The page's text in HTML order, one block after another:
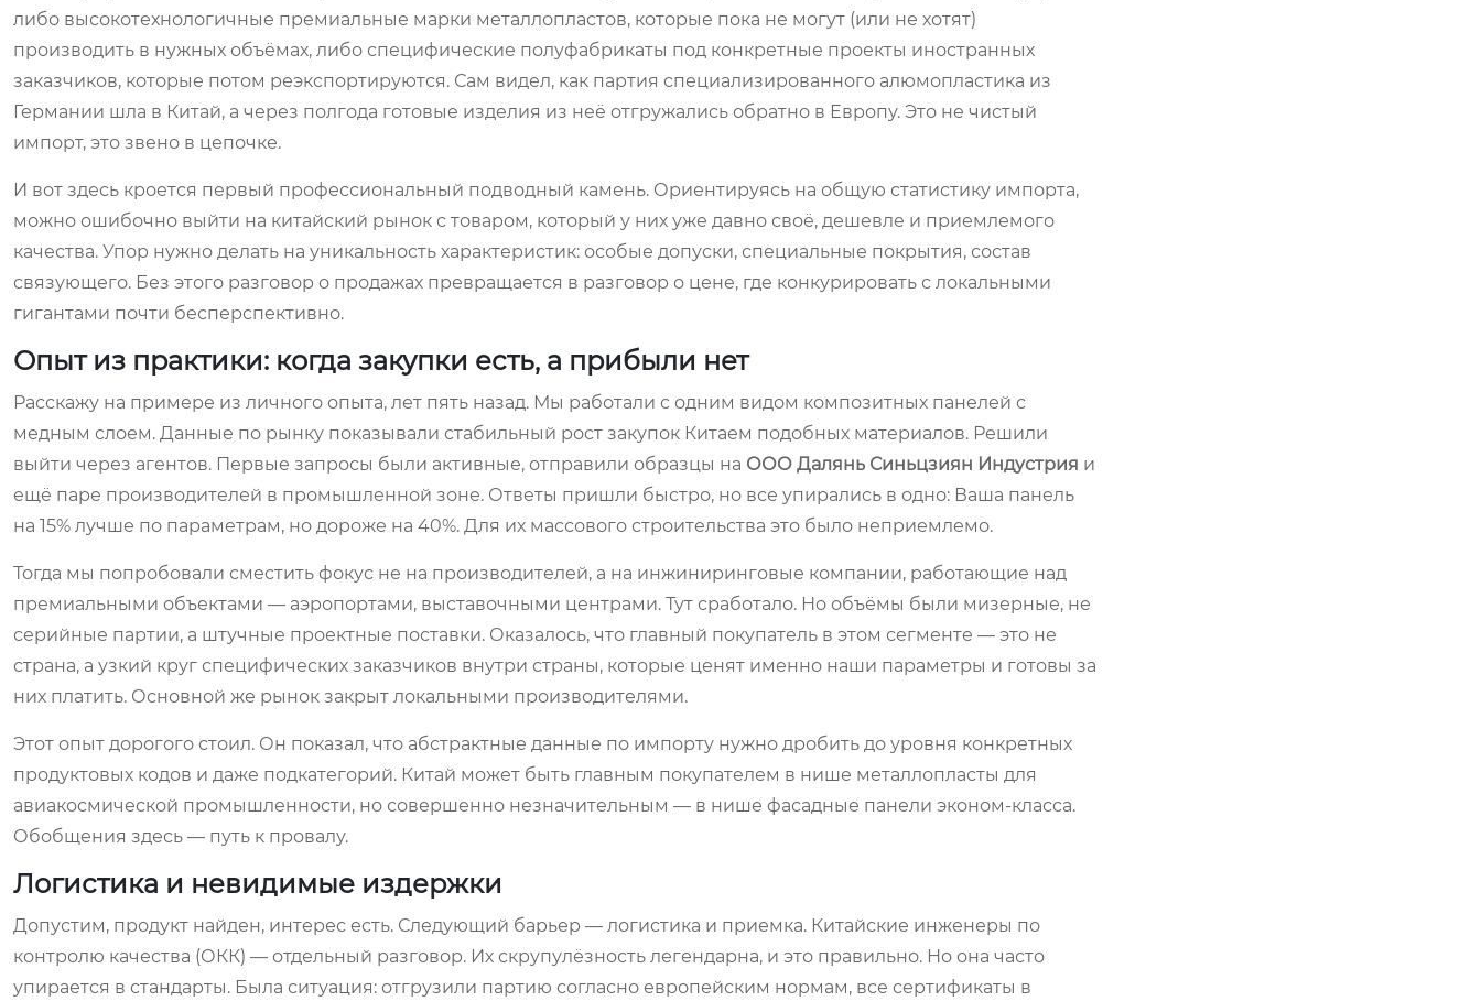
либо высокотехнологичные премиальные марки металлопластов, которые пока не могут (или не хотят)
производить в нужных объёмах, либо специфические полуфабрикаты под конкретные проекты иностранных
заказчиков, которые потом реэкспортируются. Сам видел, как партия специализированного алюмопластика из
Германии шла в Китай, а через полгода готовые изделия из неё отгружались обратно в Европу. Это не чистый
импорт, это звено в цепочке.
И вот здесь кроется первый профессиональный подводный камень. Ориентируясь на общую статистику импорта,
можно ошибочно выйти на китайский рынок с товаром, который у них уже давно своё, дешевле и приемлемого
качества. Упор нужно делать на уникальность характеристик: особые допуски, специальные покрытия, состав
связующего. Без этого разговор о продажах превращается в разговор о цене, где конкурировать с локальными
гигантами почти бесперспективно.
Опыт из практики: когда закупки есть, а прибыли нет
Расскажу на примере из личного опыта, лет пять назад. Мы работали с одним видом композитных панелей с
медным слоем. Данные по рынку показывали стабильный рост закупок Китаем подобных материалов. Решили
выйти через агентов. Первые запросы были активные, отправили образцы на ООО Далянь Синьцзиян Индустрия и
ещё паре производителей в промышленной зоне. Ответы пришли быстро, но все упирались в одно: Ваша панель
на 15% лучше по параметрам, но дороже на 40%. Для их массового строительства это было неприемлемо.
Тогда мы попробовали сместить фокус не на производителей, а на инжиниринговые компании, работающие над
премиальными объектами — аэропортами, выставочными центрами. Тут сработало. Но объёмы были мизерные, не
серийные партии, а штучные проектные поставки. Оказалось, что главный покупатель в этом сегменте — это не
страна, а узкий круг специфических заказчиков внутри страны, которые ценят именно наши параметры и готовы за
них платить. Основной же рынок закрыт локальными производителями.
Этот опыт дорогого стоил. Он показал, что абстрактные данные по импорту нужно дробить до уровня конкретных
продуктовых кодов и даже подкатегорий. Китай может быть главным покупателем в нише металлопласты для
авиакосмической промышленности, но совершенно незначительным — в нише фасадные панели эконом-класса.
Обобщения здесь — путь к провалу.
Логистика и невидимые издержки
Допустим, продукт найден, интерес есть. Следующий барьер — логистика и приемка. Китайские инженеры по
контролю качества (ОКК) — отдельный разговор. Их скрупулёзность легендарна, и это правильно. Но она часто
упирается в стандарты. Была ситуация: отгрузили партию согласно европейским нормам, все сертификаты в